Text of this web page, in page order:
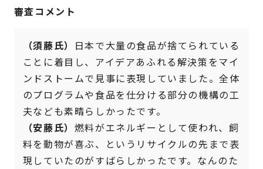
審査コメント
（須藤氏） 日本で大量の食品が捨てられている
ことに着目し、アイデアあふれる解決策をマイ
ンドストームで見事に表現していました。全体
のプログラムや食品を仕分ける部分の機構の工
夫なども素晴らしかったです。
（安藤氏） 燃料がエネルギーとして使われ、飼
料を動物が喜ぶ、というリサイクルの先まで表
現していたのがすばらしかったです。なんのた